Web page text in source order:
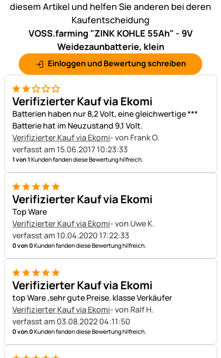
diesem Artikel und helfen Sie anderen bei deren
Kaufentscheidung
VOSS.farming "ZINK KOHLE 55Ah" - 9V
Weidezaunbatterie, klein
Einloggen und Bewertung schreiben
2 von 5
Verifizierter Kauf via Ekomi
Batterien haben nur 8,2 Volt, eine gleichwertige ***
Batterie hat im Neuzustand 9,1 Volt.
Verifizierter Kauf via Ekomi- von Frank O.
verfasst am 15.06.2017 10:23:33
1 von 1Kunden fanden diese Bewertung hilfreich.
5 von 5
Verifizierter Kauf via Ekomi
Top Ware
Verifizierter Kauf via Ekomi- von Uwe K.
verfasst am 10.04.2020 17:22:33
0 von 0Kunden fanden diese Bewertung hilfreich.
5 von 5
Verifizierter Kauf via Ekomi
top Ware ,sehr gute Preise. klasse Verkäufer
Verifizierter Kauf via Ekomi- von Ralf H.
verfasst am 03.08.2022 04:11:50
0 von 0Kunden fanden diese Bewertung hilfreich.